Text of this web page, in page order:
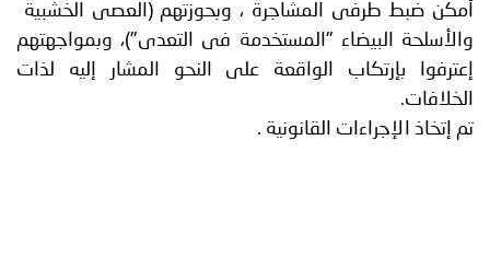
ضبط طرفى المشاجرة ، وبحوزتهم (العصى الخشبية
البيضاء "المستخدمة فى التعدى")، وبمواجهتهم
بإرتكاب الواقعة على النحو المشار إليه لذات
الإجراءات القانونية .